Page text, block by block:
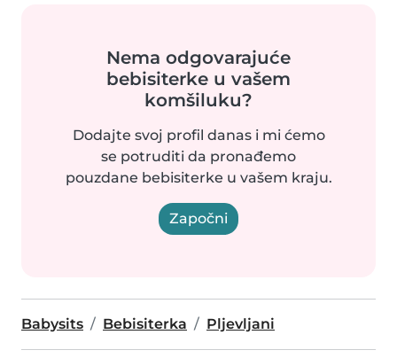
Nema odgovarajuće
bebisiterke u vašem
komšiluku?
Dodajte svoj profil danas i mi ćemo
se potruditi da pronađemo
pouzdane bebisiterke u vašem kraju.
Započni
Babysits Bebisiterka Pljevljani